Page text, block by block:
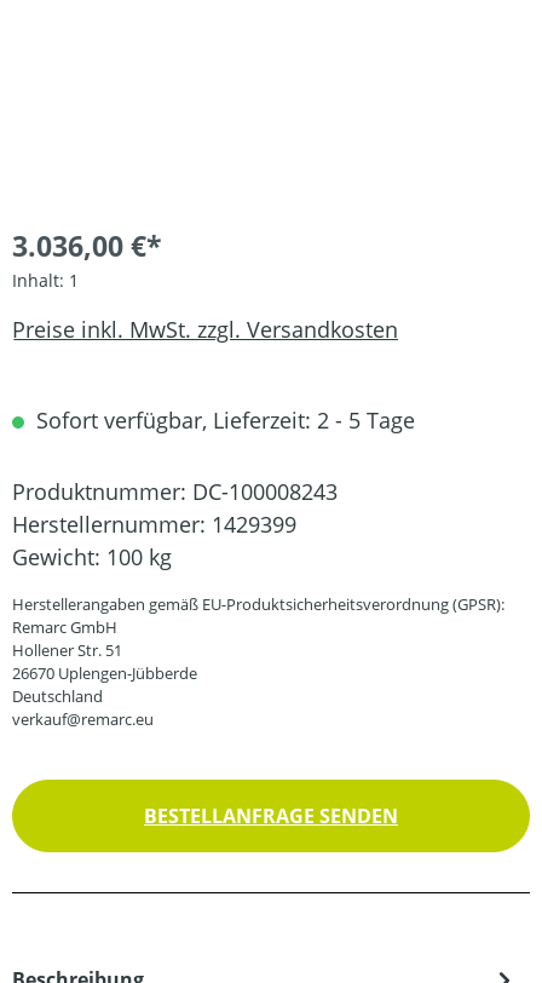
3.036,00 €*
Inhalt: 1
Preise inkl. MwSt. zzgl. Versandkosten
Sofort verfügbar, Lieferzeit: 2 - 5 Tage
Produktnummer: DC-100008243
Herstellernummer: 1429399
Gewicht: 100 kg
Herstellerangaben gemäß EU-Produktsicherheitsverordnung (GPSR):
Remarc GmbH
Hollener Str. 51
26670 Uplengen-Jübberde
Deutschland
verkauf@remarc.eu
BESTELLANFRAGE SENDEN